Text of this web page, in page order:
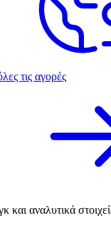
τις αγορές
και αναλυτικά